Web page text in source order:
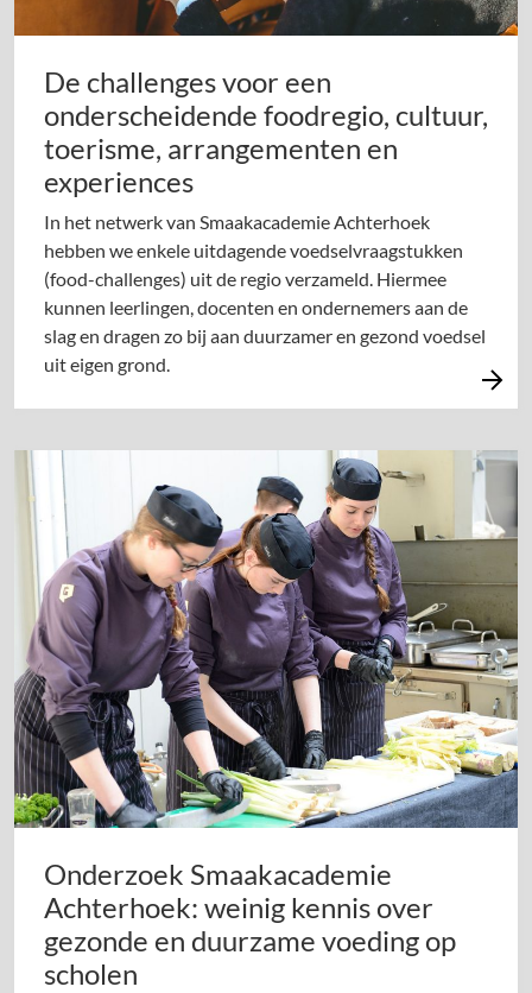
De challenges voor een
onderscheidende foodregio, cultuur,
toerisme, arrangementen en
experiences
In het netwerk van Smaakacademie Achterhoek
hebben we enkele uitdagende voedselvraagstukken
(food-challenges) uit de regio verzameld. Hiermee
kunnen leerlingen, docenten en ondernemers aan de
slag en dragen zo bij aan duurzamer en gezond voedsel
uit eigen grond.
Onderzoek Smaakacademie
Achterhoek: weinig kennis over
gezonde en duurzame voeding op
scholen